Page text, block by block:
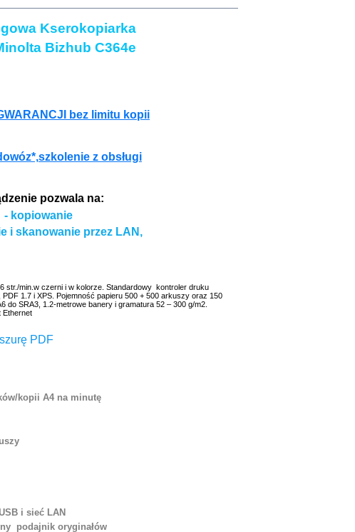
Kserokopiarka
Bizhub C364e
bez limitu kopii
z obsługi
pozwala na:
- kopiowanie
i skanowanie przez LAN,
str./min.w czerni i w kolorze. Standardowy kontroler druku
1.7 i XPS. Pojemność papieru 500 + 500 arkuszy oraz 150
do SRA3, 1.2-metrowe banery i gramatura 52 – 300 g/m2.
Ethernet
PDF
kopii A4 na minutę
i sieć LAN
podajnik oryginałów